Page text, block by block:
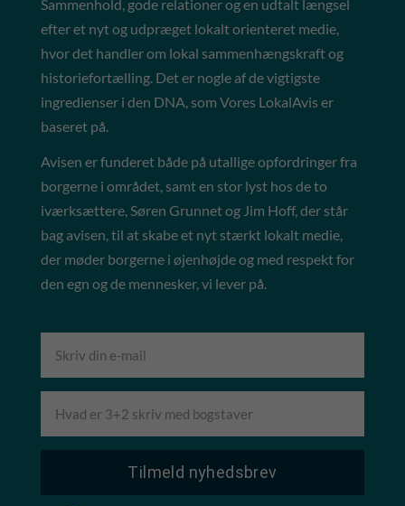
Sammenhold, gode relationer og en udtalt længsel
efter et nyt og udpræget lokalt orienteret medie,
hvor det handler om lokal sammenhængskraft og
historiefortælling. Det er nogle af de vigtigste
ingredienser i den DNA, som Vores LokalAvis er
baseret på.
Avisen er funderet både på utallige opfordringer fra
borgerne i området, samt en stor lyst hos de to
iværksættere, Søren Grunnet og Jim Hoff, der står
bag avisen, til at skabe et nyt stærkt lokalt medie,
der møder borgerne i øjenhøjde og med respekt for
den egn og de mennesker, vi lever på.